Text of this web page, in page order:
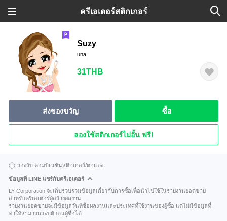
ครีเอเตอร์สติกเกอร์
Suzy
una
31THB
ส่งของขวัญ ซื้อ
ลองใช้สติกเกอร์ไม่อั้น ฟรี!
รองรับ คอมบิเนชันสติกเกอร์/ตกแต่ง
ข้อมูลที่ LINE แชร์กับครีเอเตอร์
LY Corporation จะเก็บรวบรวมข้อมูลเกี่ยวกับการซื้อเพื่อนำไปใช้ในรายงานยอดขาย
สำหรับครีเอเตอร์ผู้สร้างผลงาน
รายงานยอดขายจะมีข้อมูลวันที่ซื้อผลงานและประเทศที่ใช้งานของผู้ซื้อ แต่ไม่มีข้อมูลที่
ทำให้สามารถระบุตัวตนผู้ซื้อได้